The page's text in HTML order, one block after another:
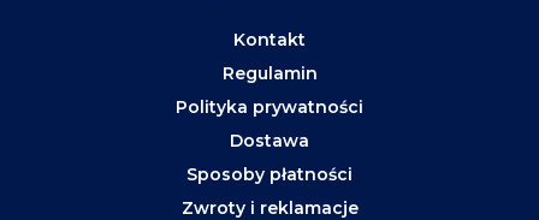
Kontakt
Regulamin
Polityka prywatności
Dostawa
Sposoby płatności
Zwroty i reklamacje